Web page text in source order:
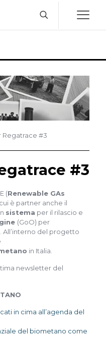
Regatrace #3
#3
(Renewable GAs
è partner anche il
sistema per il rilascio e
(GoO) per
All’interno del progetto
in Italia.
newsletter del
in cima all’agenda del
del biometano come